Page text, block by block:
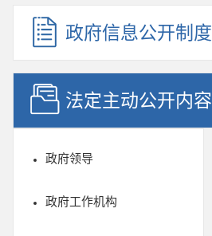
政府信息公开制度
法定主动公开内容
政府领导
政府工作机构